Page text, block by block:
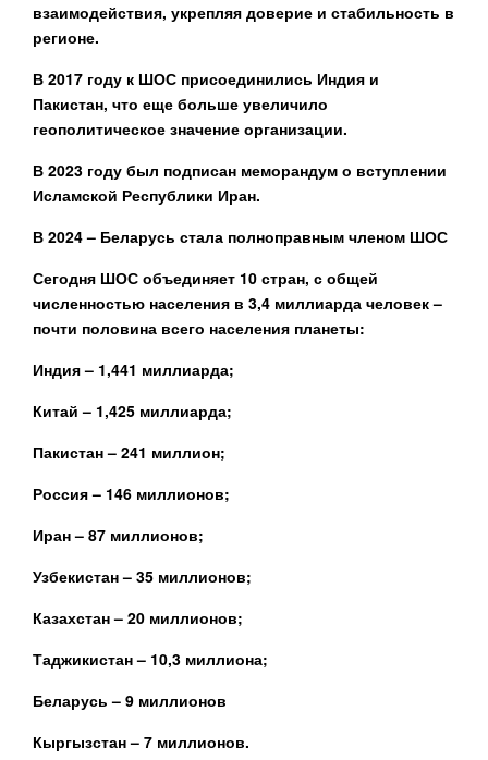
взаимодействия, укрепляя доверие и стабильность в
регионе.
В 2017 году к ШОС присоединились Индия и
Пакистан, что еще больше увеличило
геополитическое значение организации.
В 2023 году был подписан меморандум о вступлении
Исламской Республики Иран.
В 2024 – Беларусь стала полноправным членом ШОС
Сегодня ШОС объединяет 10 стран, с общей
численностью населения в 3,4 миллиарда человек –
почти половина всего населения планеты:
Индия – 1,441 миллиарда;
Китай – 1,425 миллиарда;
Пакистан – 241 миллион;
Россия – 146 миллионов;
Иран – 87 миллионов;
Узбекистан – 35 миллионов;
Казахстан – 20 миллионов;
Таджикистан – 10,3 миллиона;
Беларусь – 9 миллионов
Кыргызстан – 7 миллионов.